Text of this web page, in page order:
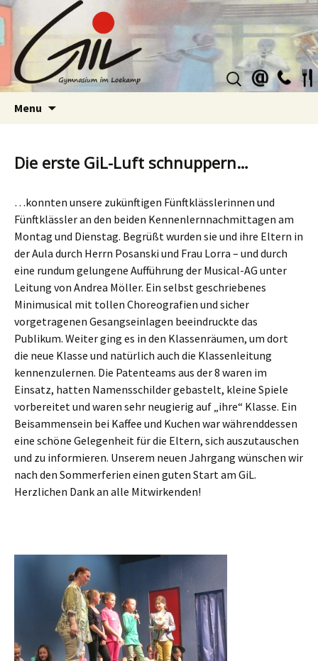
Suchen
nach:
Menu
Die erste GiL-Luft schnuppern…
…konnten unsere zukünftigen Fünftklässlerinnen und
Fünftklässler an den beiden Kennenlernnachmittagen am
Montag und Dienstag. Begrüßt wurden sie und ihre Eltern in
der Aula durch Herrn Posanski und Frau Lorra – und durch
eine rundum gelungene Aufführung der Musical-AG unter
Leitung von Andrea Möller. Ein selbst geschriebenes
Minimusical mit tollen Choreografien und sicher
vorgetragenen Gesangseinlagen beeindruckte das
Publikum. Weiter ging es in den Klassenräumen, um dort
die neue Klasse und natürlich auch die Klassenleitung
kennenzulernen. Die Patenteams aus der 8 waren im
Einsatz, hatten Namensschilder gebastelt, kleine Spiele
vorbereitet und waren sehr neugierig auf „ihre“ Klasse. Ein
Beisammensein bei Kaffee und Kuchen war währenddessen
eine schöne Gelegenheit für die Eltern, sich auszutauschen
und zu informieren. Unserem neuen Jahrgang wünschen wir
nach den Sommerferien einen guten Start am GiL.
Herzlichen Dank an alle Mitwirkenden!